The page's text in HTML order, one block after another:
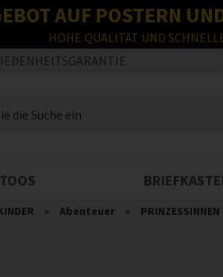
AUF POSTERN
HOHE QUALITÄT UND
» Abenteuer » PRINZESSINNEN